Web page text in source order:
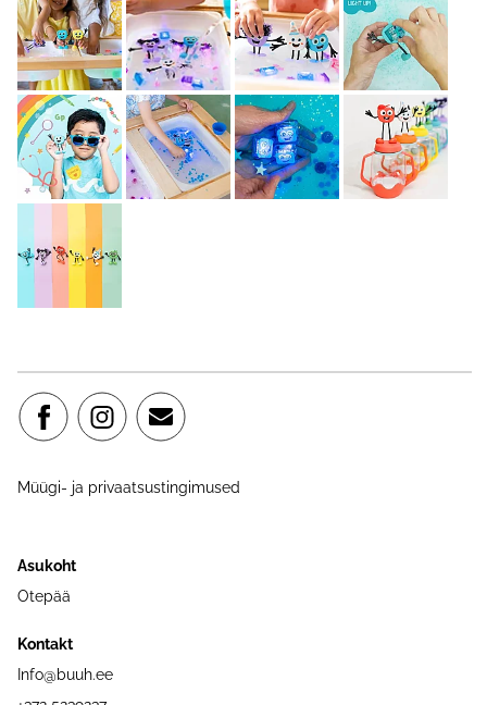
Müügi- ja privaatsustingimused
Asukoht
Otepää
Kontakt
Info@buuh.ee